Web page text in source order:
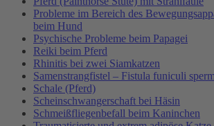
Probleme im Bereich des
beim Hund
Psychische Probleme beim Papagei
Reiki beim Pferd
Rhinitis bei zwei Siamkatzen
Samenstrangfistel – Fistula funiculi
Schale (Pferd)
Scheinschwangerschaft bei Häsin
Schmeißfliegenbefall beim Kaninchen